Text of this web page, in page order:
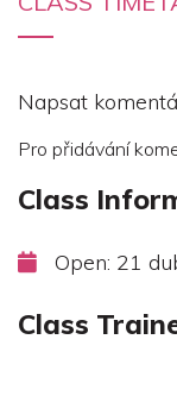
Napsat
Pro přidávání
Class
Open: 21
Class